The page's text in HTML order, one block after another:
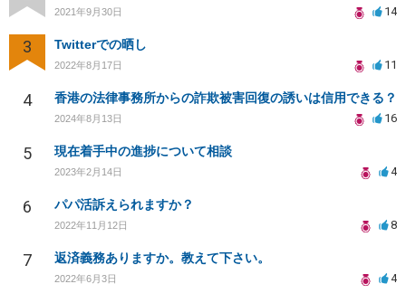
2021年9月30日 14
3 Twitterでの晒し
2022年8月17日 11
4 香港の法律事務所からの詐欺被害回復の誘いは信用できる？
2024年8月13日 16
5 現在着手中の進捗について相談
2023年2月14日 4
6 パパ活訴えられますか？
2022年11月12日 8
7 返済義務ありますか。教えて下さい。
2022年6月3日 4